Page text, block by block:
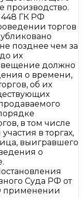
производство.
448 ГК РФ
торгов
позднее чем за
их
должно
о времени,
об их
в том числе
в торгах,
выигравшего
о
Суда РФ от
применении